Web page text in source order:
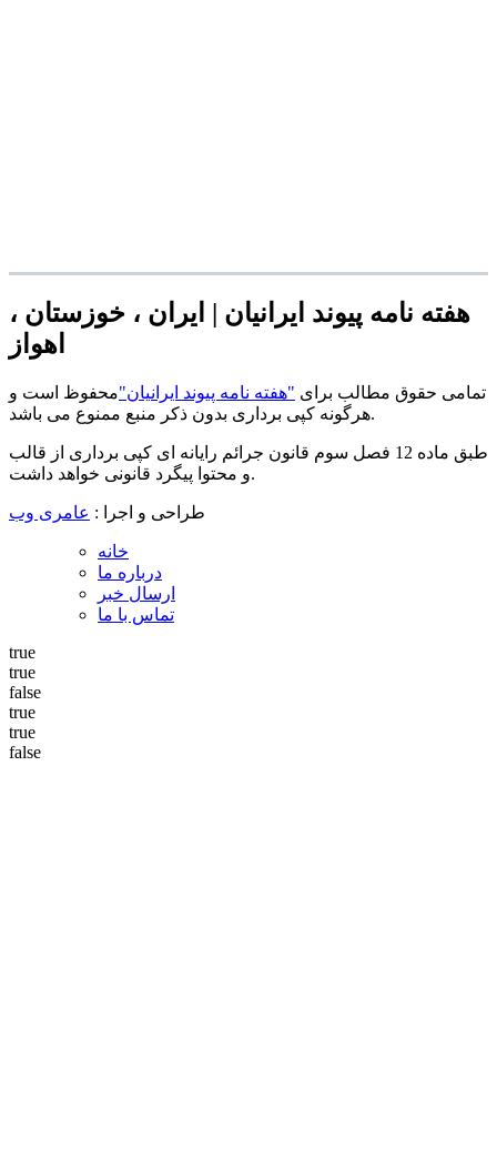
هفته نامه پیوند ایرانیان | ایران ، خوزستان ،
اهواز
تمامی حقوق مطالب برای "هفته نامه پیوند ایرانیان"محفوظ است و
هرگونه کپی برداری بدون ذکر منبع ممنوع می باشد.
طبق ماده 12 فصل سوم قانون جرائم رایانه ای کپی برداری از قالب
و محتوا پیگرد قانونی خواهد داشت.
طراحی و اجرا : عامری وب
خانه
درباره ما
ارسال خبر
تماس با ما
true
true
false
true
true
false